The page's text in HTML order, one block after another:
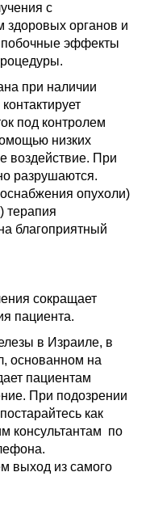
с
органов и
побочные эффекты
при наличии
под контролем
низких
воздействие. При
разрушаются.
опухоли)
терапия
благоприятный
сокращает
пациента.
в Израиле, в
основанном на
пациентам
При подозрении
как
консультантам по
выход из самого